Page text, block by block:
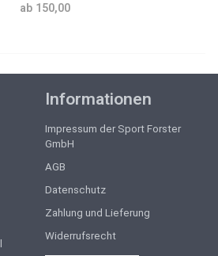
ab 150,00
Informationen
Impressum der Sport Forster
GmbH
AGB
Datenschutz
Zahlung und Lieferung
Widerrufsrecht